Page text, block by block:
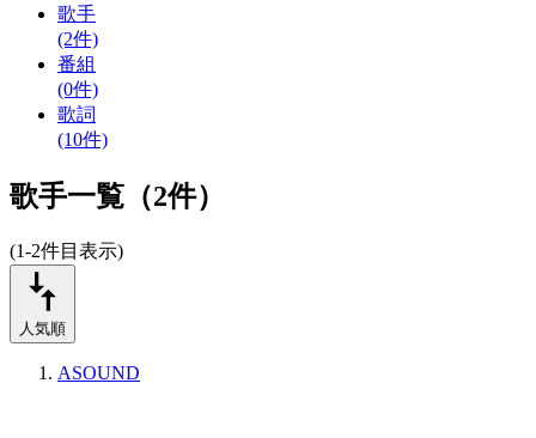
歌手
(2件)
番組
(0件)
歌詞
(10件)
歌手一覧（2件）
(1-2件目表示)
人気順
ASOUND